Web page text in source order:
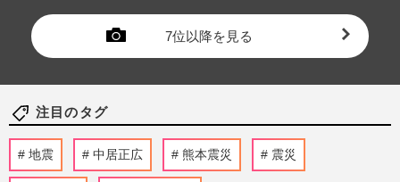
7位以降を見る
注目のタグ
地震 中居正広 熊本震災 震災